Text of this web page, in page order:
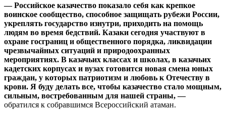
— Российское казачество показало себя как крепкое
воинское сообщество, способное защищать рубежи России,
укреплять государство изнутри, приходить на помощь
людям во время бедствий. Казаки сегодня участвуют в
охране госграниц и общественного порядка, ликвидации
чрезвычайных ситуаций и природоохранных
мероприятиях. В казачьих классах и школах, в казачьих
кадетских корпусах и вузах готовится новая смена юных
граждан, у которых патриотизм и любовь к Отечеству в
крови. Я буду делать все, чтобы казачество стало мощным,
сильным, востребованным для нашей страны, —
обратился к собравшимся Всероссийский атаман.